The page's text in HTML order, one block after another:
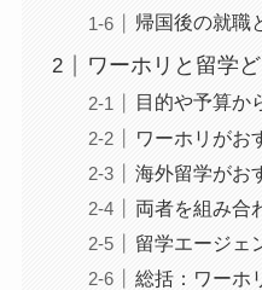
帰国後の就職
ワーホリと留学
目的や予算か
ワーホリがお
海外留学がお
両者を組み合
留学エージェ
総括：ワーホ